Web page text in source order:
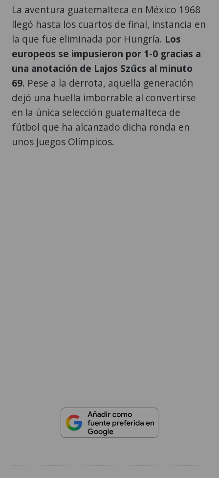
La aventura guatemalteca en México 1968
llegó hasta los cuartos de final, instancia en
la que fue eliminada por Hungría. Los
europeos se impusieron por 1-0 gracias a
una anotación de Lajos Szűcs al minuto
69. Pese a la derrota, aquella generación
dejó una huella imborrable al convertirse
en la única selección guatemalteca de
fútbol que ha alcanzado dicha ronda en
unos Juegos Olímpicos.